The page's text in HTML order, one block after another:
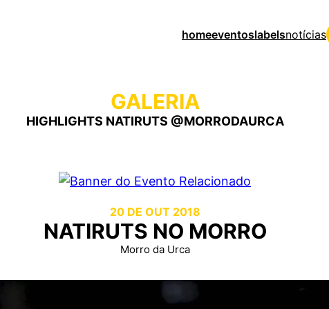
homeeventoslabelsnotícias
GALERIA
HIGHLIGHTS NATIRUTS @MORRODAURCA
20 DE OUT 2018
NATIRUTS NO MORRO
Morro da Urca